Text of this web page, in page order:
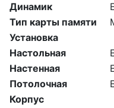
Динамик
Тип карты памяти
Установка
Настольная
Настенная
Потолочная
Корпус